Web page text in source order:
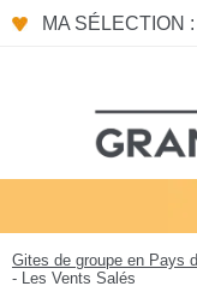
MA SÉLECTION
Gites de groupe en Pays
- Les Vents Salés
Panneau de gestion